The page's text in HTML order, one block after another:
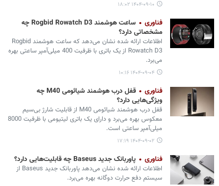
۱۴۰۴-۰۹-۱۰ ۱۸:۰۲
فناوری
ساعت هوشمند Rogbid Rowatch D3 چه
مشخصاتی دارد؟
اطلاعات ارائه شده نشان می‌دهد که ساعت هوشمند Rogbid
Rowatch D3 از یک باتری با ظرفیت 400 میلی‌آمپر ساعتی بهره
می‌برد.
۱۴۰۴-۰۹-۰۴ ۱۰:۱۶
فناوری
قفل درب هوشمند شیائومی M40 چه
ویژگی‌هایی دارد؟
قفل درب هوشمند شیائومی M40 از قابلیت شارژ بی‌سیم
معکوس بهره می‌برد و دارای یک باتری لیتیومی با ظرفیت 8000
میلی‌آمپر ساعتی است.
۱۴۰۴-۰۹-۰۲ ۱۷:۱۹
فناوری پاوربانک جدید Baseus چه قابلیت‌هایی دارد؟
اطلاعات ارائه شده نشان می‌دهد پاوربانک جدید Baseus از
سیستم دفع حرارت دوگانه بهره می‌برد.